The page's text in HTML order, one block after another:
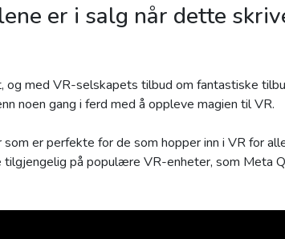
er i salg når dette
og med VR-selskapets tilbud om fantastiske
noen gang i ferd med å oppleve magien til VR.
er perfekte for de som hopper inn i VR for
tilgjengelig på populære VR-enheter, som Meta